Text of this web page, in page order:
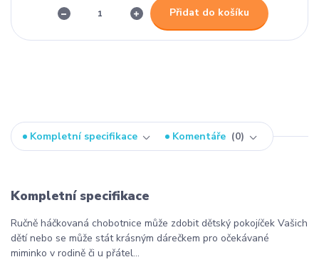
Přidat do košíku
Kompletní specifikace Komentáře 0
Kompletní specifikace
Ručně háčkovaná chobotnice může zdobit dětský pokojíček Vašich
dětí nebo se může stát krásným dárečkem pro očekávané
miminko v rodině či u přátel...